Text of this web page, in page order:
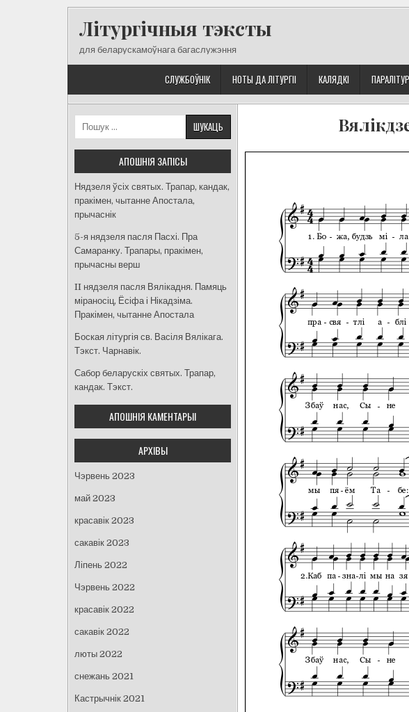
Літургічныя тэксты
для беларускамоўнага багаслужэння
СЛУЖБОЎНІК НОТЫ ДА ЛІТУРГІІ КАЛЯДКІ
Пошук:
АПОШНІЯ ЗАПІСЫ
Нядзеля ўсіх святых. Трапар, кандак,
пракімен, чытанне Апостала,
прычаснік
5-я нядзеля пасля Пасхі. Пра
Самаранку. Трапары, пракімен,
прычасны верш
II нядзеля пасля Вялікадня. Памяць
міраносіц, Ёсіфа і Нікадзіма.
Пракімен, чытанне Апостала
Боская літургія св. Васіля Вялікага.
Тэкст. Чарнавік.
Сабор беларускіх святых. Трапар,
кандак. Тэкст.
АПОШНІЯ КАМЕНТАРЫІ
АРХІВЫ
Чэрвень 2023
май 2023
красавік 2023
сакавік 2023
Ліпень 2022
Чэрвень 2022
красавік 2022
сакавік 2022
люты 2022
снежань 2021
Кастрычнік 2021